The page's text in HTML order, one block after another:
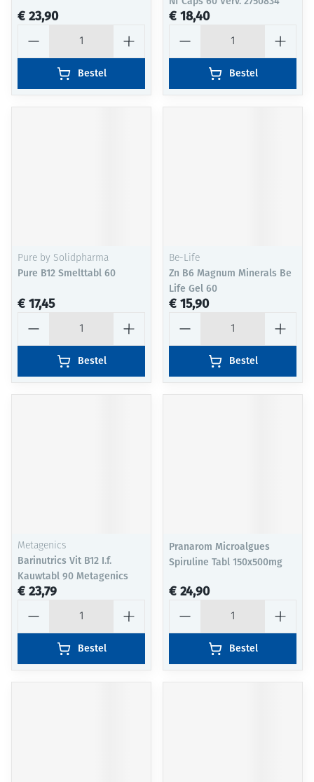
€ 23,90
Bestel
€ 18,40
Bestel
Pure by Solidpharma
Pure B12 Smelttabl 60
€ 17,45
Bestel
Be-Life
Zn B6 Magnum Minerals Be
Life Gel 60
€ 15,90
Bestel
Metagenics
Barinutrics Vit B12 I.f.
Kauwtabl 90 Metagenics
€ 23,79
Bestel
Pranarom Microalgues
Spiruline Tabl 150x500mg
€ 24,90
Bestel